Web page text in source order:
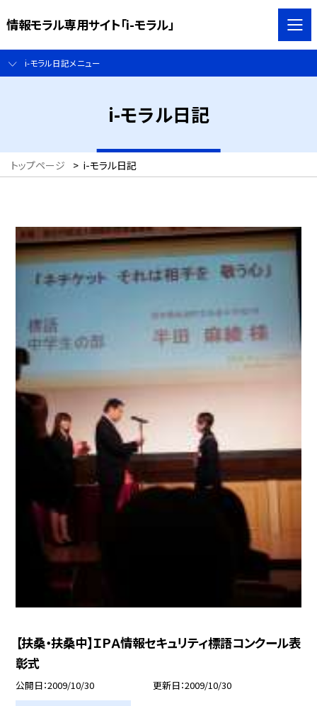
情報モラル専用サイト「i-モラル」
i-モラル日記メニュー
i-モラル日記
トップページ > i-モラル日記
【扶桑・扶桑中】ＩＰＡ情報セキュリティ標語コンクール表
彰式
公開日 2009/10/30 更新日 2009/10/30